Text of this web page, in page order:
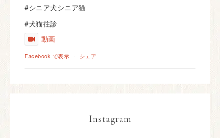
#シニア犬シニア猫
#犬猫往診
動画
Facebook で表示 · シェア
Instagram